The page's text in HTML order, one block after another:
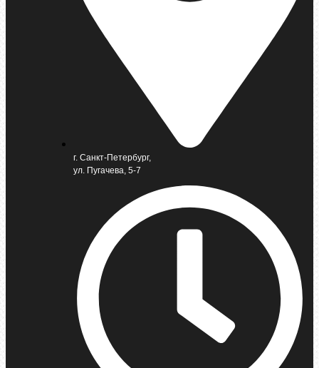
г. Санкт-Петербург,
ул. Пугачева, 5-7